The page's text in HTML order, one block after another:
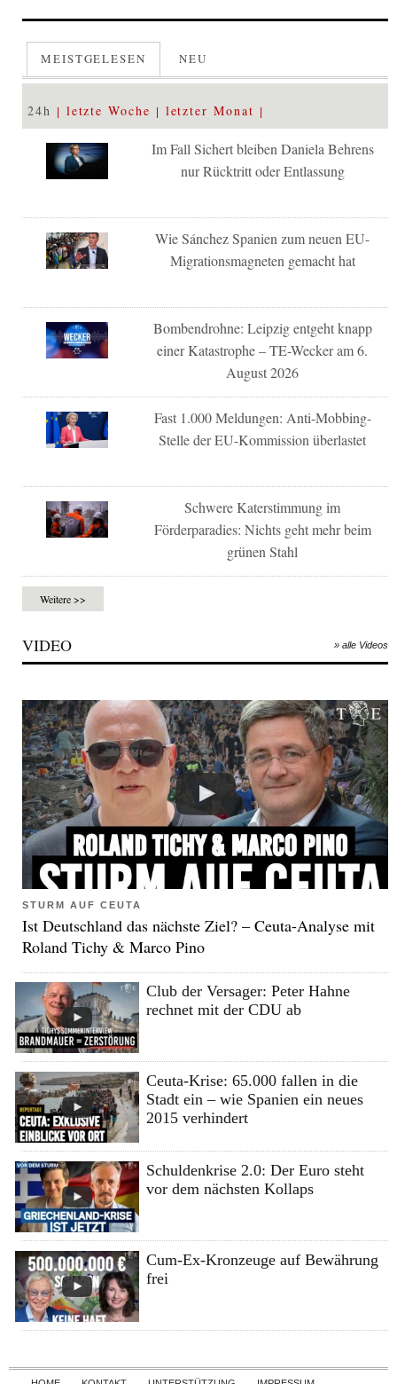
MEISTGELESEN NEU
24h letzte Woche letzter Monat
Im Fall Sichert bleiben Daniela Behrens
nur Rücktritt oder Entlassung
Wie Sánchez Spanien zum neuen EU-
Migrationsmagneten gemacht hat
Bombendrohne: Leipzig entgeht knapp
einer Katastrophe – TE-Wecker am 6.
August 2026
Fast 1.000 Meldungen: Anti-Mobbing-
Stelle der EU-Kommission überlastet
Schwere Katerstimmung im
Förderparadies: Nichts geht mehr beim
grünen Stahl
Weitere >>
VIDEO » alle Videos
STURM AUF CEUTA
Ist Deutschland das nächste Ziel? – Ceuta-Analyse mit
Roland Tichy & Marco Pino
Club der Versager: Peter Hahne
rechnet mit der CDU ab
Ceuta-Krise: 65.000 fallen in die
Stadt ein – wie Spanien ein neues
2015 verhindert
Schuldenkrise 2.0: Der Euro steht
vor dem nächsten Kollaps
Cum-Ex-Kronzeuge auf Bewährung
frei
Skip to content